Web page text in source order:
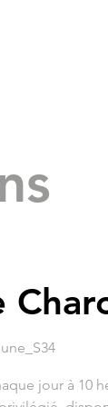
jour à 10